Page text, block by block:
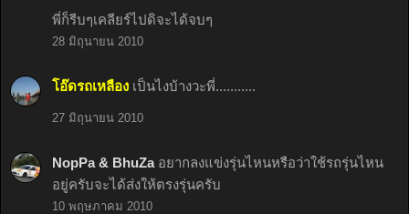
พี่ก็รีบๆเคลียร์ไปดิจะได้จบๆ
28 มิถุนายน 2010
โอ๊ดรถเหลือง เป็นไงบ้างวะพี่...........
27 มิถุนายน 2010
NopPa & BhuZa อยากลงแข่งรุ่นไหนหรือว่าใช้รถรุ่นไหน
อยู่ครับจะได้ส่งให้ตรงรุ่นครับ
10 พฤษภาคม 2010